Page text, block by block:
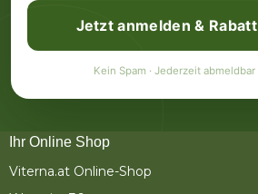
Jetzt anmelden &
Kein Spam · Jederzeit abmeldbar
Ihr Online Shop
Viterna.at Online-Shop